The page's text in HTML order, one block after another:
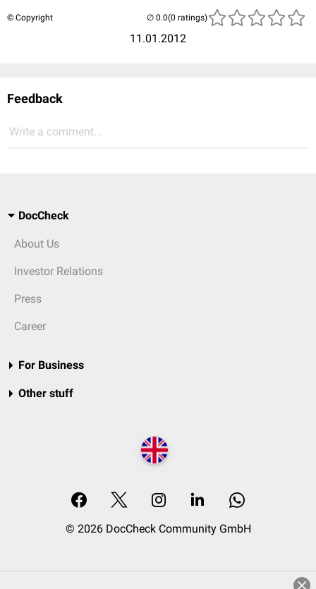
© Copyright
11.01.2012
(0 ratings)
Feedback
Write a comment...
DocCheck
About Us
Investor Relations
Press
Career
For Business
Other stuff
© 2026 DocCheck Community GmbH